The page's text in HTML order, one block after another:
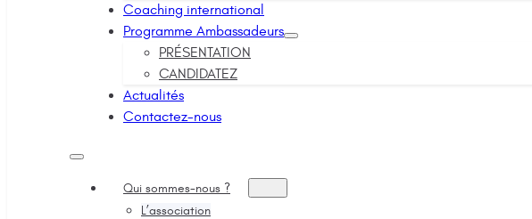
Coaching international
Programme Ambassadeurs
PRÉSENTATION
CANDIDATEZ
Actualités
Contactez-nous
Qui sommes-nous ?
L’association